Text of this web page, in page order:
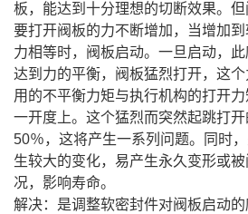
板，能达到十分理想的切断效果。
要打开阀板的力不断增加，当增加
力相等时，阀板启动。一旦启动，
达到力的平衡，阀板猛烈打开，这
用的不平衡力矩与执行机构的打开
一开度上。这个猛烈而突然起跳打
50％，这将产生一系列问题。同时
生较大的变化，易产生永久变形或
况，影响寿命。
解决：是调整软密封件对阀板启动